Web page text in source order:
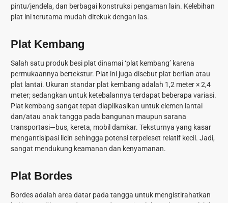
pintu/jendela, dan berbagai konstruksi pengaman lain. Kelebihan
plat ini terutama mudah ditekuk dengan las.
Plat Kembang
Salah satu produk besi plat dinamai ‘plat kembang’ karena
permukaannya bertekstur. Plat ini juga disebut plat berlian atau
plat lantai. Ukuran standar plat kembang adalah 1,2 meter × 2,4
meter; sedangkan untuk ketebalannya terdapat beberapa variasi.
Plat kembang sangat tepat diaplikasikan untuk elemen lantai
dan/atau anak tangga pada bangunan maupun sarana
transportasi—bus, kereta, mobil damkar. Teksturnya yang kasar
mengantisipasi licin sehingga potensi terpeleset relatif kecil. Jadi,
sangat mendukung keamanan dan kenyamanan.
Plat Bordes
Bordes adalah area datar pada tangga untuk mengistirahatkan